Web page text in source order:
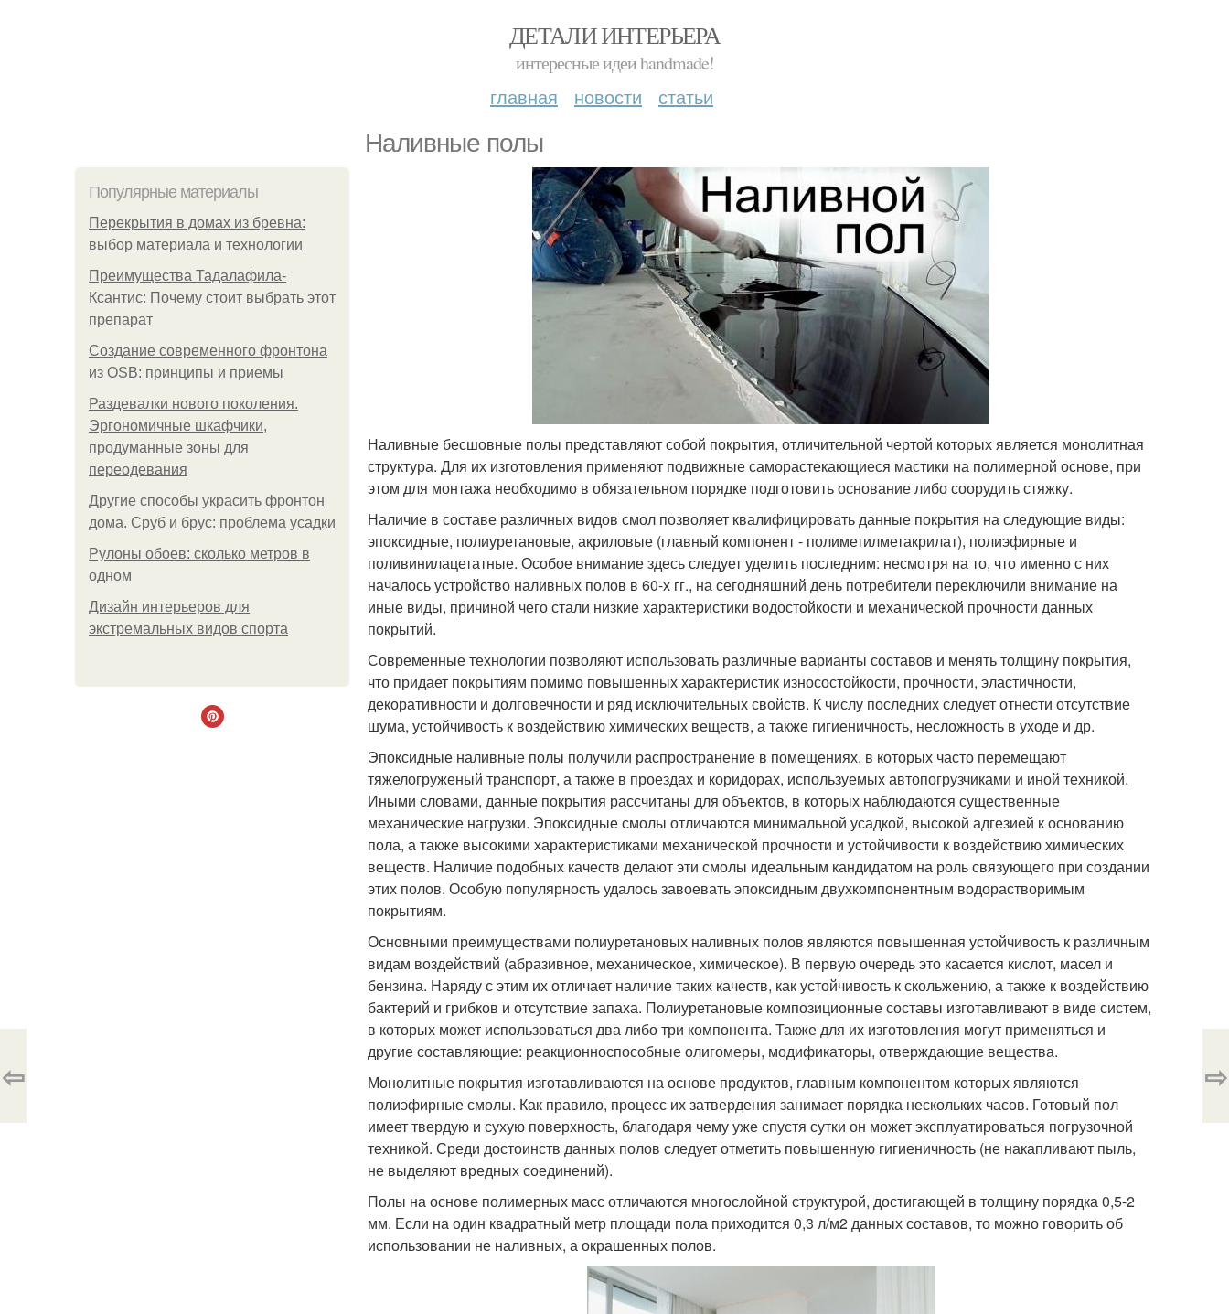
ДЕТАЛИ ИНТЕРЬЕРА
интересные идеи handmade!
главная новости статьи
Наливные полы
Популярные материалы
Перекрытия в домах из бревна:
выбор материала и технологии
Преимущества Тадалафила-
Ксантис: Почему стоит выбрать этот
препарат
Создание современного фронтона
из OSB: принципы и приемы
Раздевалки нового поколения.
Эргономичные шкафчики,
продуманные зоны для
переодевания
Другие способы украсить фронтон
дома. Сруб и брус: проблема усадки
Рулоны обоев: сколько метров в
одном
Дизайн интерьеров для
экстремальных видов спорта
Наливные бесшовные полы представляют собой покрытия, отличительной чертой которых является монолитная
структура. Для их изготовления применяют подвижные саморастекающиеся мастики на полимерной основе, при
этом для монтажа необходимо в обязательном порядке подготовить основание либо соорудить стяжку.
Наличие в составе различных видов смол позволяет квалифицировать данные покрытия на следующие виды:
эпоксидные, полиуретановые, акриловые (главный компонент - полиметилметакрилат), полиэфирные и
поливинилацетатные. Особое внимание здесь следует уделить последним: несмотря на то, что именно с них
началось устройство наливных полов в 60-х гг., на сегодняшний день потребители переключили внимание на
иные виды, причиной чего стали низкие характеристики водостойкости и механической прочности данных
покрытий.
Современные технологии позволяют использовать различные варианты составов и менять толщину покрытия,
что придает покрытиям помимо повышенных характеристик износостойкости, прочности, эластичности,
декоративности и долговечности и ряд исключительных свойств. К числу последних следует отнести отсутствие
шума, устойчивость к воздействию химических веществ, а также гигиеничность, несложность в уходе и др.
Эпоксидные наливные полы получили распространение в помещениях, в которых часто перемещают
тяжелогруженый транспорт, а также в проездах и коридорах, используемых автопогрузчиками и иной техникой.
Иными словами, данные покрытия рассчитаны для объектов, в которых наблюдаются существенные
механические нагрузки. Эпоксидные смолы отличаются минимальной усадкой, высокой адгезией к основанию
пола, а также высокими характеристиками механической прочности и устойчивости к воздействию химических
веществ. Наличие подобных качеств делают эти смолы идеальным кандидатом на роль связующего при создании
этих полов. Особую популярность удалось завоевать эпоксидным двухкомпонентным водорастворимым
покрытиям.
Основными преимуществами полиуретановых наливных полов являются повышенная устойчивость к различным
видам воздействий (абразивное, механическое, химическое). В первую очередь это касается кислот, масел и
бензина. Наряду с этим их отличает наличие таких качеств, как устойчивость к скольжению, а также к воздействию
бактерий и грибков и отсутствие запаха. Полиуретановые композиционные составы изготавливают в виде систем,
в которых может использоваться два либо три компонента. Также для их изготовления могут применяться и
другие составляющие: реакционноспособные олигомеры, модификаторы, отверждающие вещества.
Монолитные покрытия изготавливаются на основе продуктов, главным компонентом которых являются
полиэфирные смолы. Как правило, процесс их затвердения занимает порядка нескольких часов. Готовый пол
имеет твердую и сухую поверхность, благодаря чему уже спустя сутки он может эксплуатироваться погрузочной
техникой. Среди достоинств данных полов следует отметить повышенную гигиеничность (не накапливают пыль,
не выделяют вредных соединений).
Полы на основе полимерных масс отличаются многослойной структурой, достигающей в толщину порядка 0,5-2
мм. Если на один квадратный метр площади пола приходится 0,3 л/м2 данных составов, то можно говорить об
использовании не наливных, а окрашенных полов.
⇦ ⇨